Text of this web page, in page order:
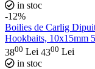
in stoc
-12%
Boilies de Carlig
Hookbaits, 10x15mm
3800 Lei 4300 Lei
in stoc